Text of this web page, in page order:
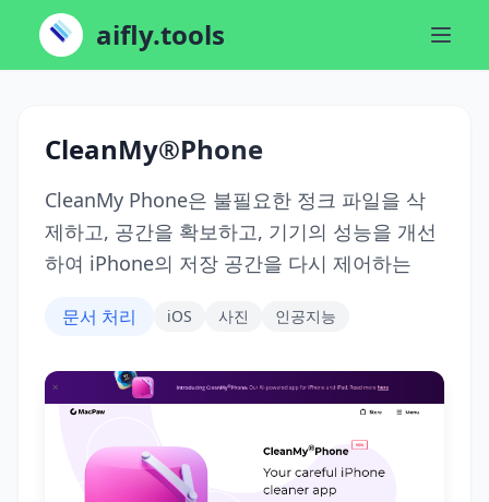
aifly.tools
CleanMy®Phone
CleanMy Phone은 불필요한 정크 파일을 삭
제하고, 공간을 확보하고, 기기의 성능을 개선
하여 iPhone의 저장 공간을 다시 제어하는
문서 처리 iOS 사진 인공지능